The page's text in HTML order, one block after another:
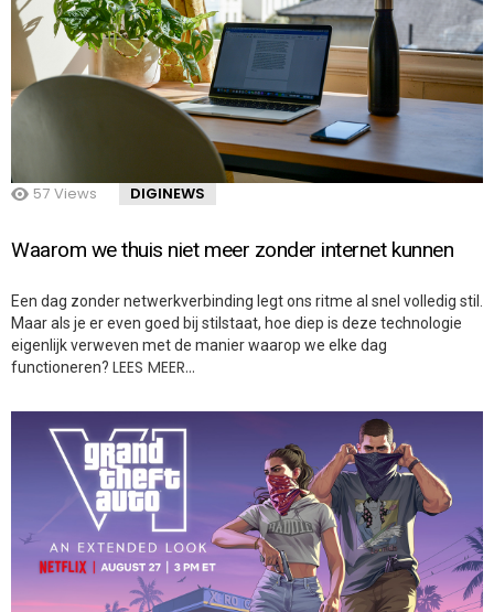
57 Views DIGINEWS
Waarom we thuis niet meer zonder internet kunnen
Een dag zonder netwerkverbinding legt ons ritme al snel volledig stil.
Maar als je er even goed bij stilstaat, hoe diep is deze technologie
eigenlijk verweven met de manier waarop we elke dag
functioneren? LEES MEER…